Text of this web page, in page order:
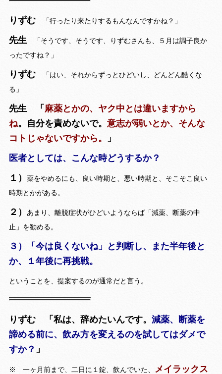
りずむ 「行ったり来たりするもんなんですかね？」
先生 「そうです、そうです、りずむさんも、５月は調子良か
ったですね？」
りずむ 「はい、それからずっとひどいし、どんどん酷くな
る」
先生 「 麻薬とかの、ヤク中とは違いますから
ね。自分を責めないで。 意志が弱いとか、そんな
コトじゃないですから。
」
医者としては、こんな時どうするか？
１）
薬をやめるにも、良い時期と、悪い時期と、そこそこ良い
時期とかがある。
２）
あまり、離脱症状がひどいようならば「減薬、断薬の中
止」を勧める。
３）「今は良くないね」と判断し、また半年後と
か、１年後に再挑戦。
ということを、提案するのが通常だと言う。
りずむ 「私は、辞めたいんです。 減薬、断薬を
諦める前に、飲み方を変えるのを試してはダメで
すか？ 」
※ 一ヶ月前まで、二日に１錠、飲んでいた、 メイラックス